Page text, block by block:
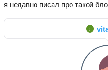
я недавно писал про такой